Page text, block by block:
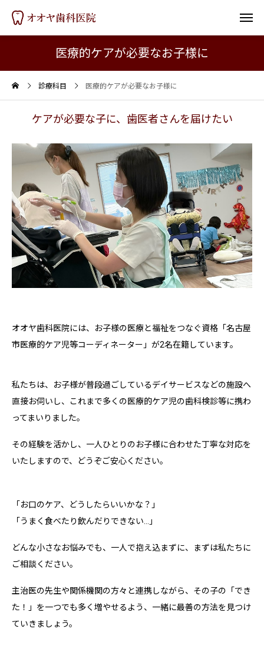
医療的ケアが必要なお子様に
診療科目 医療的ケアが必要なお子様に
ケアが必要な子に、歯医者さんを届けたい
オオヤ歯科医院には、お子様の医療と福祉をつなぐ資格「名古屋
市医療的ケア児等コーディネーター」が2名在籍しています。
私たちは、お子様が普段過ごしているデイサービスなどの施設へ
直接お伺いし、これまで多くの医療的ケア児の歯科検診等に携わ
ってまいりました。
その経験を活かし、一人ひとりのお子様に合わせた丁寧な対応を
いたしますので、どうぞご安心ください。
「お口のケア、どうしたらいいかな？」
「うまく食べたり飲んだりできない…」
どんな小さなお悩みでも、一人で抱え込まずに、まずは私たちに
ご相談ください。
主治医の先生や関係機関の方々と連携しながら、その子の「でき
た！」を一つでも多く増やせるよう、一緒に最善の方法を見つけ
ていきましょう。